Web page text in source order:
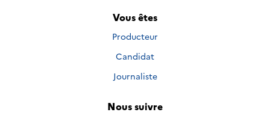
Vous êtes
Producteur
Candidat
Journaliste
Nous suivre